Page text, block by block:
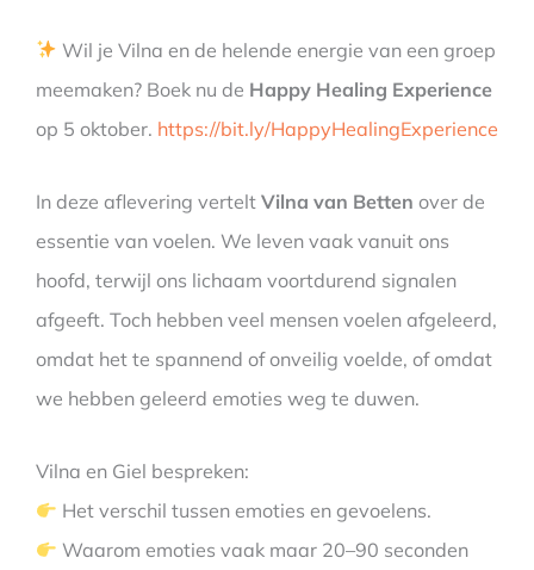
Wil je Vilna en de helende energie van een groep
meemaken? Boek nu de Happy Healing Experience
op 5 oktober. https://bit.ly/HappyHealingExperience
In deze aflevering vertelt Vilna van Betten over de
essentie van voelen. We leven vaak vanuit ons
hoofd, terwijl ons lichaam voortdurend signalen
afgeeft. Toch hebben veel mensen voelen afgeleerd,
omdat het te spannend of onveilig voelde, of omdat
we hebben geleerd emoties weg te duwen.
Vilna en Giel bespreken:
Het verschil tussen emoties en gevoelens.
Waarom emoties vaak maar 20–90 seconden